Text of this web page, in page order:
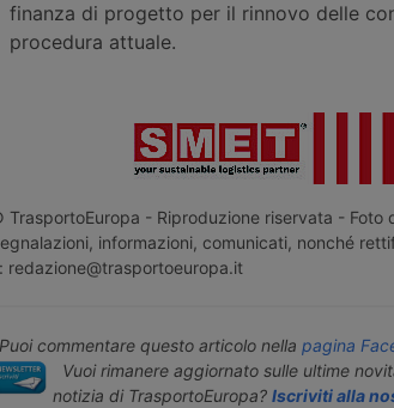
finanza di progetto per il rinnovo delle
procedura attuale.
TrasportoEuropa - Riproduzione riservata - Foto
informazioni, comunicati, nonché
redazione@trasportoeuropa.it
Puoi commentare questo articolo nella pagina
Vuoi rimanere aggiornato sulle ultime
notizia di TrasportoEuropa? Iscriviti alla